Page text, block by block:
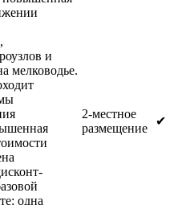
и
мелководье.
одна
2-местное
размещение
✔